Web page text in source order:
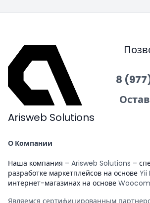
Arisweb Solutions
8
О Компании
Наша компания – Arisweb Solutions –
разработке маркетплейсов на основе Yii
интернет-магазинах на основе
Являемся сертифицированным